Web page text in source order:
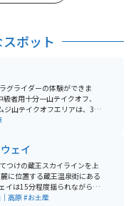
ポット
グライダーの体験ができま
者用十分一山テイクオフ、
ジ山テイクオフエリアは、3方
。また、アクティビティに参
ェイ
つけの蔵王スカイラインを上
に位置する蔵王温泉街にある
イは15分程度揺られながら山
氷、夏は避暑地として人気の
高原#お土産